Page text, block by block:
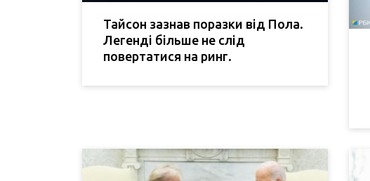
Тайсон зазнав поразки від Пола.
Легенді більше не слід
повертатися на ринг.